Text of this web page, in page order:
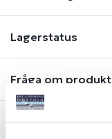
Lagerstatus
Fråga om produkt